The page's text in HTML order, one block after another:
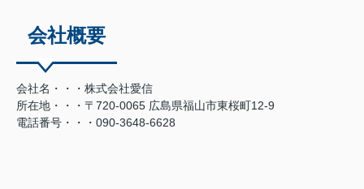
会社概要
会社名・・・株式会社愛信
所在地・・・〒720-0065 広島県福山市東桜町12-9
電話番号・・・090-3648-6628